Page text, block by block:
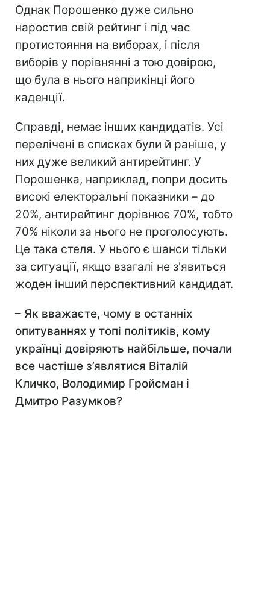
Однак Порошенко дуже сильно
наростив свій рейтинг і під час
протистояння на виборах, і після
виборів у порівнянні з тою довірою,
що була в нього наприкінці його
каденції.
Справді, немає інших кандидатів. Усі
перелічені в списках були й раніше, у
них дуже великий антирейтинг. У
Порошенка, наприклад, попри досить
високі електоральні показники – до
20%, антирейтинг дорівнює 70%, тобто
70% ніколи за нього не проголосують.
Це така стеля. У нього є шанси тільки
за ситуації, якщо взагалі не з'явиться
жоден інший перспективний кандидат.
– Як вважаєте, чому в останніх
опитуваннях у топі політиків, кому
українці довіряють найбільше, почали
все частіше з’являтися Віталій
Кличко, Володимир Гройсман і
Дмитро Разумков?